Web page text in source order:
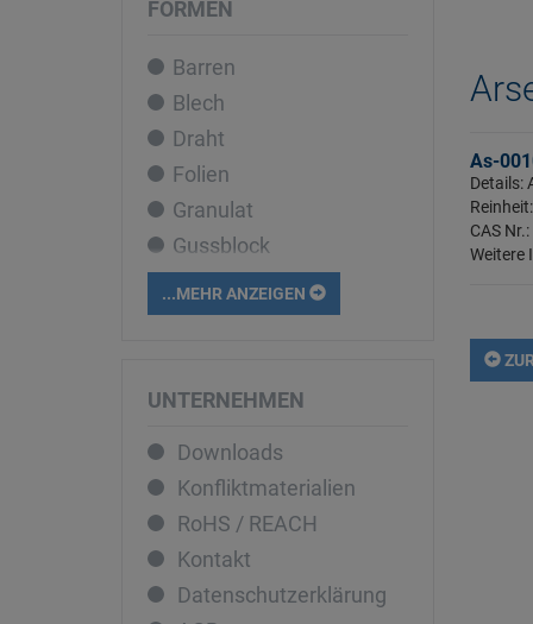
Chrom
Cobalt
Dysprosium
Eisen
Erbium
Europium
Gadolinium
Gallium
Gold
Holmium
Indium
Iridium
Kalium
Kupfer
FORMEN
Barren
Blech
Draht
Folien
Granulat
Gussblock
Pellets
Rohr
Stab
Stücke
...MEHR ANZEIGEN
UNTERNEHMEN
Downloads
Konfliktmaterialien
RoHS / REACH
Kontakt
Datenschutzerklärung
As-
Details:
CAS
Weitere